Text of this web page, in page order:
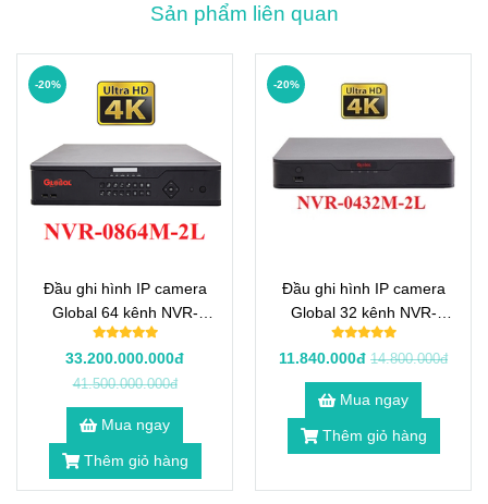
Sản phẩm liên quan
Đầu ghi hình IP camera
Global 64 kênh NVR-
0864M-2L
33.200.000.000đ
41.500.000.000đ
-20%
Mua ngay
Thêm giỏ hàng
Đầu ghi hình IP camera
Global 32 kênh NVR-
0432M-2L
11.840.000đ 14.800.000đ
-20%
Mua ngay
Thêm giỏ hàng